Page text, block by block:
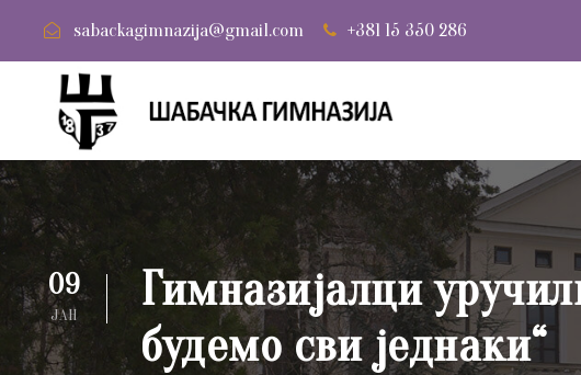
sabackagimnazija@gmail.com +381 15 350 286
09
ЈАН
Гимназијалци
будемо сви једнаки“